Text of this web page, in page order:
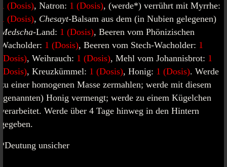
1 (Dosis), Natron: 1 (Dosis), (werde*) verrührt mit Myrrhe:
1 (Dosis), Chesayt-Balsam aus dem (in Nubien gelegenen)
Medscha-Land: 1 (Dosis), Beeren vom Phönizischen
Wacholder: 1 (Dosis), Beeren vom Stech-Wacholder: 1
(Dosis), Weihrauch: 1 (Dosis), Mehl vom Johannisbrot: 1
(Dosis), Kreuzkümmel: 1 (Dosis), Honig: 1 (Dosis). Werde
zu einer homogenen Masse zermahlen; werde mit diesem
(genannten) Honig vermengt; werde zu einem Kügelchen
verarbeitet. Werde über 4 Tage hinweg in den Hintern
gegeben.
*Deutung unsicher